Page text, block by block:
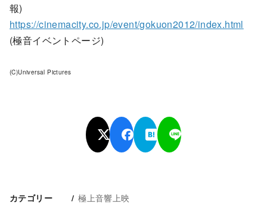
報)
https://cinemacity.co.jp/event/gokuon2012/index.html
(極音イベントページ)
(C)Universal Pictures
カテゴリー 極上音響上映